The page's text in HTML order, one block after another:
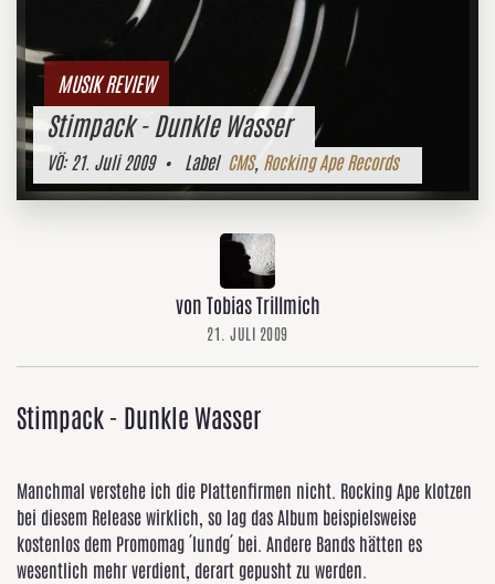
MUSIK REVIEW
Stimpack - Dunkle Wasser
VÖ:21. Juli 2009• Label CMS, Rocking Ape Records
von Tobias Trillmich
21. JULI 2009
Stimpack - Dunkle Wasser
Manchmal verstehe ich die Plattenfirmen nicht. Rocking Ape klotzen
bei diesem Release wirklich, so lag das Album beispielsweise
kostenlos dem Promomag ´lundg´ bei. Andere Bands hätten es
wesentlich mehr verdient, derart gepusht zu werden.